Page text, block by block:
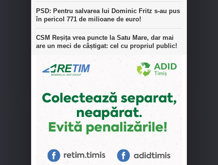
PSD: Pentru salvarea lui Dominic Fritz s-au pus
în pericol 771 de milioane de euro!
CSM Reșița vrea puncte la Satu Mare, dar mai
are un meci de câștigat: cel cu propriul public!